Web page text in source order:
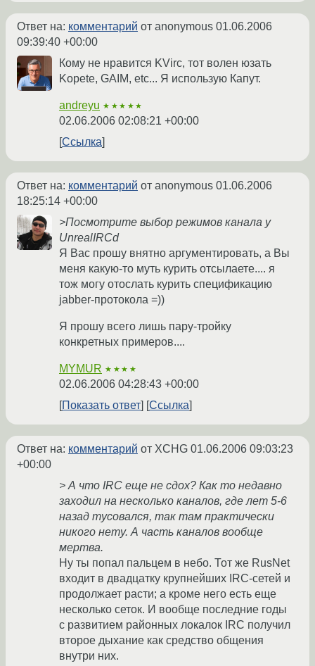
Ответ на: комментарий от anonymous 01.06.2006
09:39:40 +00:00
Кому не нравится KVirc, тот волен юзать
Kopete, GAIM, etc... Я использую Капут.
andreyu ★★★★★
02.06.2006 02:08:21 +00:00
Ссылка
Ответ на: комментарий от anonymous 01.06.2006
18:25:14 +00:00
>Посмотрите выбор режимов канала у
UnrealIRCd
Я Вас прошу внятно аргументировать, а Вы
меня какую-то муть курить отсылаете.... я
тож могу отослать курить спецификацию
jabber-протокола =))
Я прошу всего лишь пару-тройку
конкретных примеров....
MYMUR ★★★★
02.06.2006 04:28:43 +00:00
Показать ответ
Ссылка
Ответ на: комментарий от XCHG 01.06.2006 09:03:23
+00:00
> А что IRC еще не сдох? Как то недавно
заходил на несколько каналов, где лет 5-6
назад тусовался, так там практически
никого нету. А часть каналов вообще
мертва.
Ну ты попал пальцем в небо. Тот же RusNet
входит в двадцатку крупнейших IRC-сетей и
продолжает расти; а кроме него есть еще
несколько сеток. И вообще последние годы
с развитием районных локалок IRC получил
второе дыхание как средство общения
внутри них.